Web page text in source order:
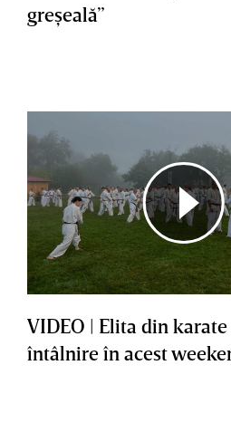
greşeală”
VIDEO | Elita din
întâlnire în acest